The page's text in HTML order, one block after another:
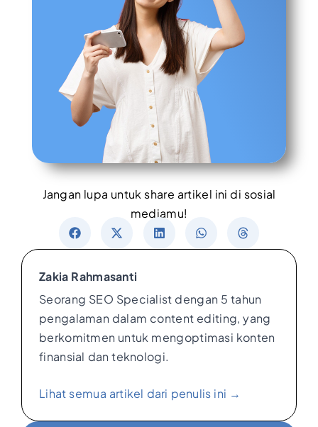
Jangan lupa untuk share artikel ini di sosial
mediamu!
Zakia Rahmasanti
Seorang SEO Specialist dengan 5 tahun
pengalaman dalam content editing, yang
berkomitmen untuk mengoptimasi konten
finansial dan teknologi.
Lihat semua artikel dari penulis ini →